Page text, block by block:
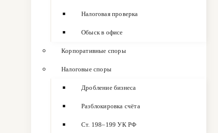
Налоговая проверка
Обыск в офисе
Корпоративные споры
Налоговые споры
Дробление бизнеса
Разблокировка счёта
Ст. 198–199 УК РФ